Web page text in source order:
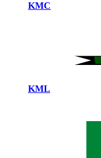
KMC
KML